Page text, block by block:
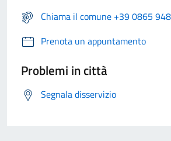
Chiama il comune +39 0865
Prenota un appuntamento
Problemi in città
Segnala disservizio